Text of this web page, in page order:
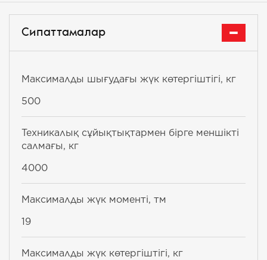
Сипаттамалар
Максималды шығудағы жүк көтергіштігі, кг
500
Техникалық сұйықтықтармен бірге меншікті
салмағы, кг
4000
Максималды жүк моменті, тм
19
Максималды жүк көтергіштігі, кг